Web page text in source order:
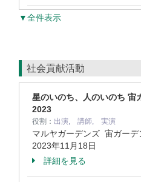
▼全件表示
社会貢献活動
星のいのち、人のいのち 宙
2023
役割： 出演, 講師, 実演
マルヤガーデンズ 宙ガー
2023年11月18日
詳細を見る